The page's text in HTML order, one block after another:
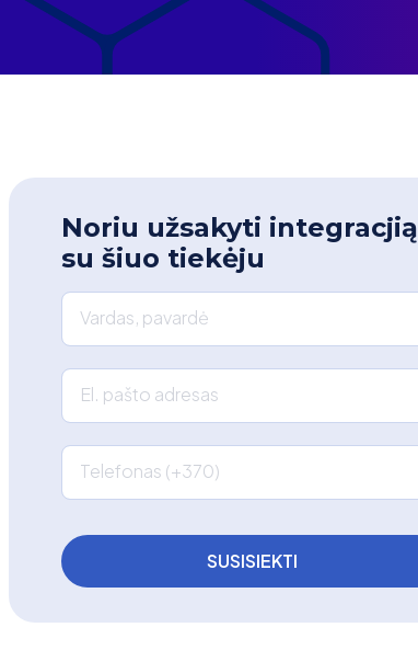
Noriu užsakyti integracjią
su šiuo tiekėju
Vardas, pavardė
El. pašto adresas
Telefonas (+370)